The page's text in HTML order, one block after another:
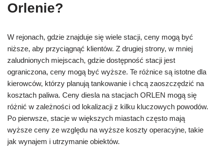
Orlenie?
W rejonach, gdzie znajduje się wiele stacji, ceny mogą być
niższe, aby przyciągnąć klientów. Z drugiej strony, w mniej
zaludnionych miejscach, gdzie dostępność stacji jest
ograniczona, ceny mogą być wyższe. Te różnice są istotne dla
kierowców, którzy planują tankowanie i chcą zaoszczędzić na
kosztach paliwa. Ceny diesla na stacjach ORLEN mogą się
różnić w zależności od lokalizacji z kilku kluczowych powodów.
Po pierwsze, stacje w większych miastach często mają
wyższe ceny ze względu na wyższe koszty operacyjne, takie
jak wynajem i utrzymanie obiektów.